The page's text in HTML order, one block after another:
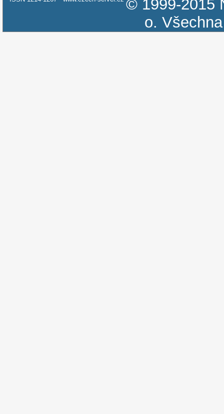
© 1999-2015
o.